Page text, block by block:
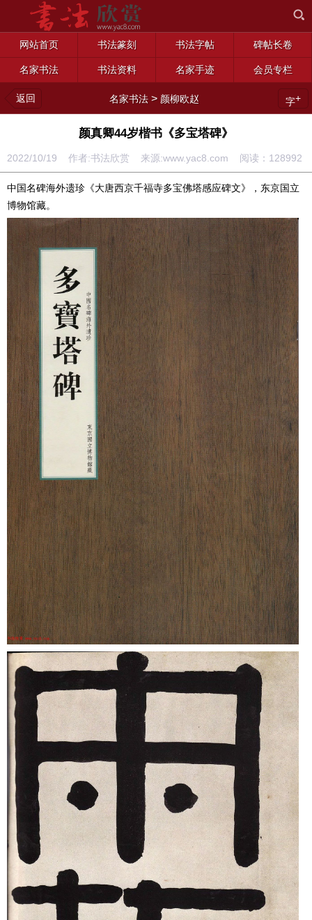
网站首页 书法篆刻 书法字帖 碑帖长卷
名家书法 书法资料 名家手迹 会员专栏
返回 名家书法 > 颜柳欧赵 字+
颜真卿44岁楷书《多宝塔碑》
2022/10/19 作者:书法欣赏 来源:www.yac8.com 阅读： 128992
中国名碑海外遗珍《大唐西京千福寺多宝佛塔感应碑文》，东京国立
博物馆藏。